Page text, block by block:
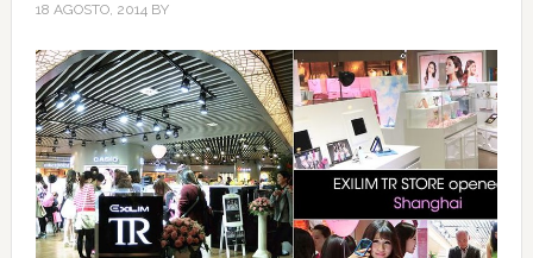
18 AGOSTO, 2014BY